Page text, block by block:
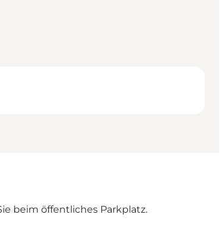
beim öffentliches Parkplatz.